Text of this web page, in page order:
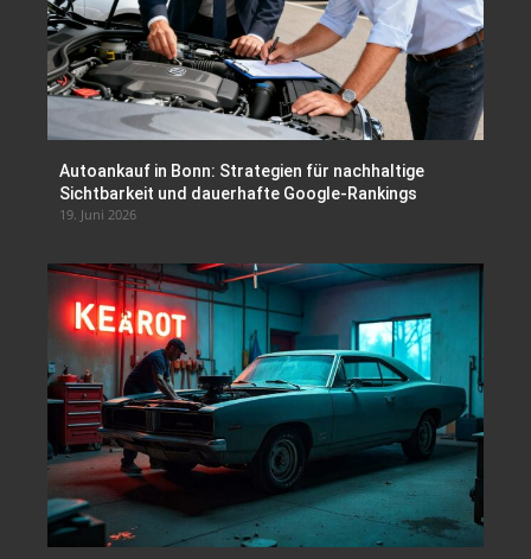
Autoankauf in Bonn: Strategien für nachhaltige
Sichtbarkeit und dauerhafte Google-Rankings
19. Juni 2026